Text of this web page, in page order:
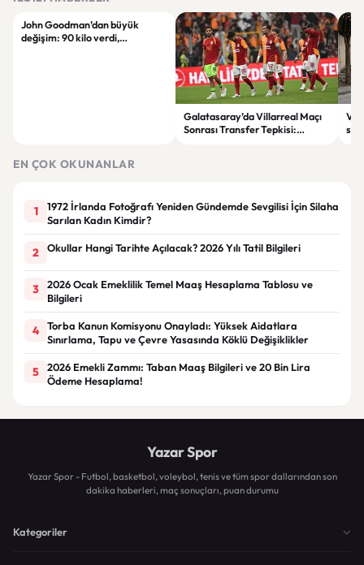
John Goodman’dan büyük
değişim: 90 kilo verdi,
Galatasaray’da Villarreal Maçı
Sonrası Transfer Tepkisi:
EN ÇOK OKUNANLAR
1
1972 İrlanda Fotoğrafı Yeniden Gündemde Sevgilisi İçin Silaha
Sarılan Kadın Kimdir?
2 Okullar Hangi Tarihte Açılacak? 2026 Yılı Tatil Bilgileri
3
2026 Ocak Emeklilik Temel Maaş Hesaplama Tablosu ve
Bilgileri
4
Torba Kanun Komisyonu Onayladı: Yüksek Aidatlara
Sınırlama, Tapu ve Çevre Yasasında Köklü Değişiklikler
5
2026 Emekli Zammı: Taban Maaş Bilgileri ve 20 Bin Lira
Ödeme Hesaplama!
Yazar Spor
Yazar Spor - Futbol, basketbol, voleybol, tenis ve tüm spor dallarından son
dakika haberleri, maç sonuçları, puan durumu
Kategoriler